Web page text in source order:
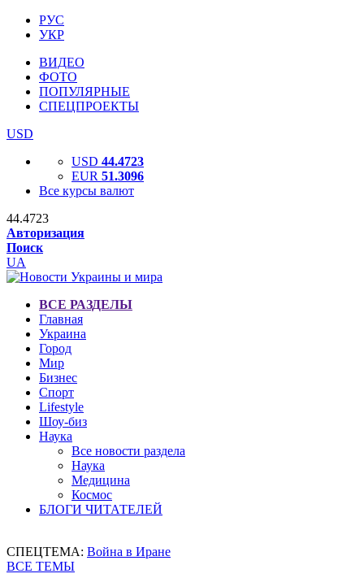
РУС
УКР
ВИДЕО
ФОТО
ПОПУЛЯРНЫЕ
СПЕЦПРОЕКТЫ
USD
USD 44.4723
EUR 51.3096
Все курсы валют
44.4723
Авторизация
Поиск
UA
ВСЕ РАЗДЕЛЫ
Главная
Украина
Город
Мир
Бизнес
Спорт
Lifestyle
Шоу-биз
Наука
Все новости раздела
Наука
Медицина
Космос
БЛОГИ ЧИТАТЕЛЕЙ
СПЕЦТЕМА: Война в Иране
ВСЕ ТЕМЫ